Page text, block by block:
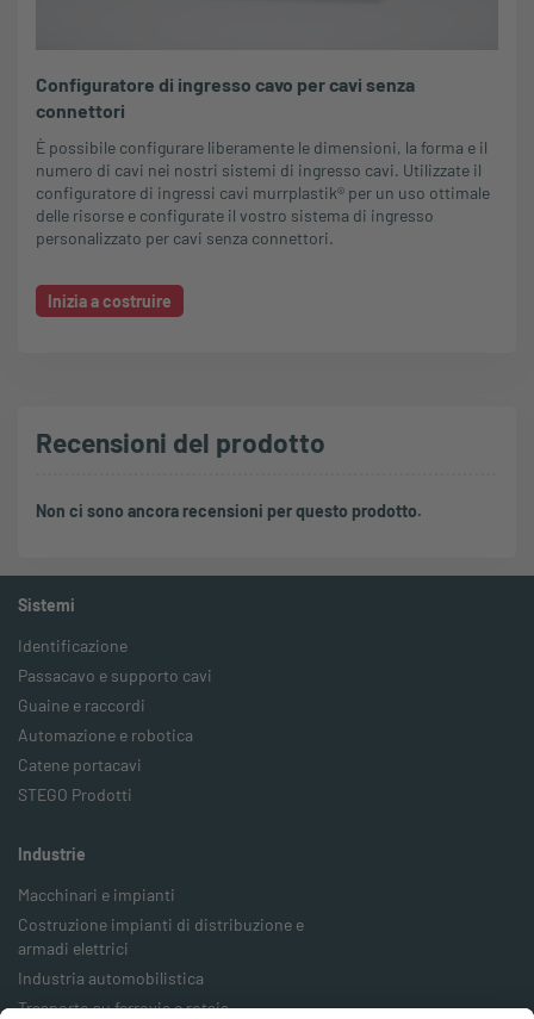
Configuratore di ingresso cavo per cavi senza
connettori
È possibile configurare liberamente le dimensioni, la forma e il
numero di cavi nei nostri sistemi di ingresso cavi. Utilizzate il
configuratore di ingressi cavi murrplastik® per un uso ottimale
delle risorse e configurate il vostro sistema di ingresso
personalizzato per cavi senza connettori.
Inizia a costruire
Recensioni del prodotto
Non ci sono ancora recensioni per questo prodotto.
Sistemi
Identificazione
Passacavo e supporto cavi
Guaine e raccordi
Automazione e robotica
Catene portacavi
STEGO Prodotti
Industrie
Macchinari e impianti
Costruzione impianti di distribuzione e
armadi elettrici
Industria automobilistica
Trasporto su ferrovia e rotaia